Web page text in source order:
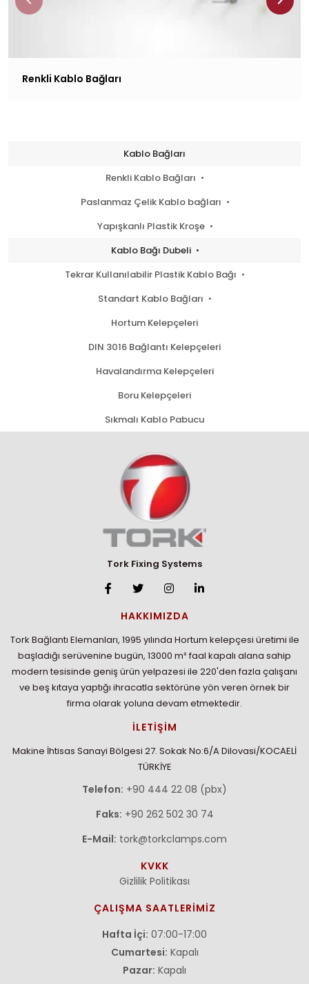
Kablo Bağları
Renkli Kablo Bağları
Paslanmaz Çelik Kablo bağları
Yapışkanlı Plastik Kroşe
Kablo Bağı Dubeli
Tekrar Kullanılabilir Plastik Kablo Bağı
Standart Kablo Bağları
Hortum Kelepçeleri
DIN 3016 Bağlantı Kelepçeleri
Havalandırma Kelepçeleri
Boru Kelepçeleri
Sıkmalı Kablo Pabucu
Renkli Kablo Bağları
Tork Fixing Systems
HAKKIMIZDA
Tork Bağlantı Elemanları, 1995 yılında Hortum kelepçesi üretimi ile
başladığı serüvenine bugün, 13000 m² faal kapalı alana sahip
modern tesisinde geniş ürün yelpazesi ile 220'den fazla çalışanı
ve beş kıtaya yaptığı ihracatla sektörüne yön veren örnek bir
firma olarak yoluna devam etmektedir.
İLETİŞİM
Makine İhtisas Sanayi Bölgesi 27. Sokak No:6/A Dilovasi/KOCAELİ
TÜRKİYE
Telefon: +90 444 22 08 (pbx)
Faks: +90 262 502 30 74
E-Mail: tork@torkclamps.com
KVKK
Gizlilik Politikası
ÇALIŞMA SAATLERİMİZ
Hafta İçi: 07:00-17:00
Cumartesi: Kapalı
Pazar: Kapalı